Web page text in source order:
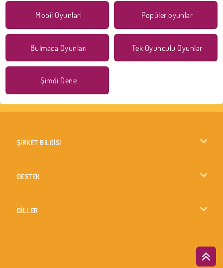
Mobil Oyunlari Popüler oyunlar
Bulmaca Oyunları Tek Oyunculu Oyunlar
Şimdi Dene
ŞİRKET BİLGİSİ
DESTEK
DİLLER